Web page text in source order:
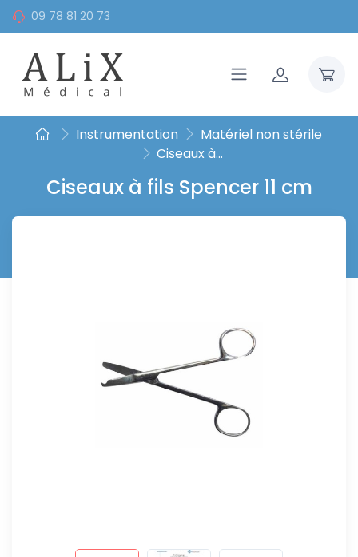
09 78 81 20 73
Instrumentation
Matériel non stérile
Ciseaux à...
Ciseaux à fils Spencer 11 cm